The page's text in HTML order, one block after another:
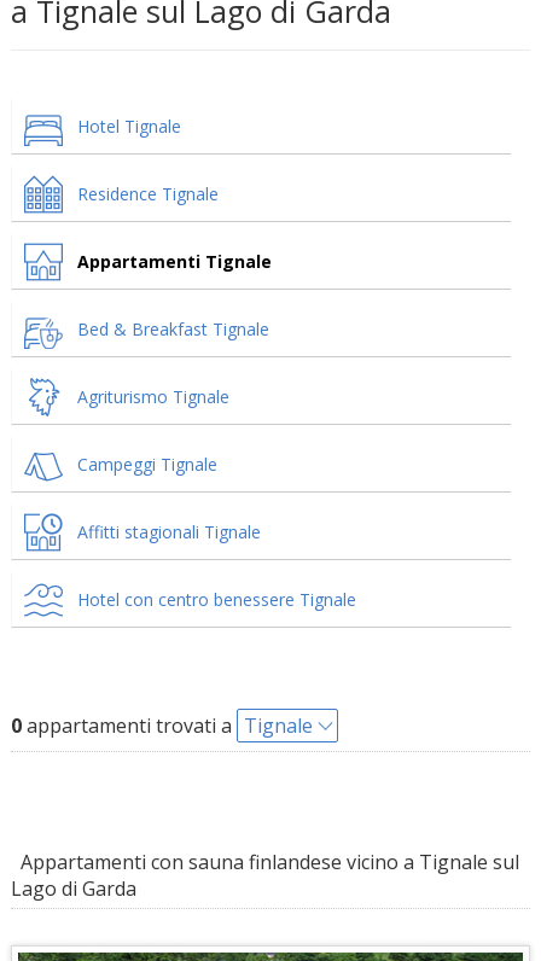
a Tignale sul Lago di Garda
Hotel Tignale
Residence Tignale
Appartamenti Tignale
Bed & Breakfast Tignale
Agriturismo Tignale
Campeggi Tignale
Affitti stagionali Tignale
Hotel con centro benessere Tignale
0appartamenti trovati a Tignale
Appartamenti con sauna finlandese vicino a Tignale sul
Lago di Garda